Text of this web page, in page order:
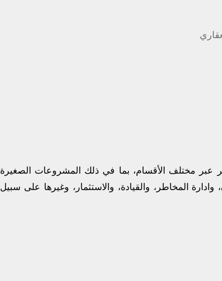
مختلف الأقسام، بما في ذلك المشروعات الصغيرة
وادارة المخاطر، والقيادة، والاستثمار، وغيرها على سبيل